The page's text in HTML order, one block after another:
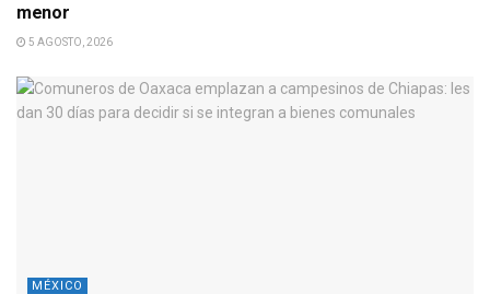
menor
5 AGOSTO, 2026
MÉXICO